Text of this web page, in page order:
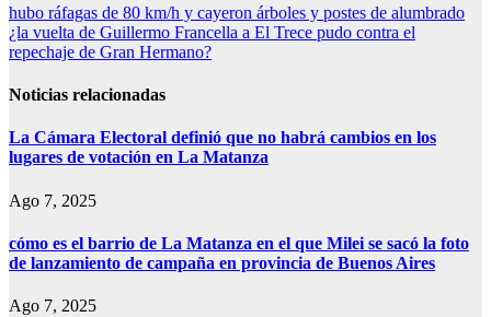
Navegación
de
hubo ráfagas de 80 km/h y cayeron árboles y postes de alumbrado
¿la vuelta de Guillermo Francella a El Trece pudo contra el
repechaje de Gran Hermano?
Noticias relacionadas
La Cámara Electoral definió que no habrá cambios en los
lugares de votación en La Matanza
Ago 7, 2025
cómo es el barrio de La Matanza en el que Milei se sacó la foto
de lanzamiento de campaña en provincia de Buenos Aires
Ago 7, 2025